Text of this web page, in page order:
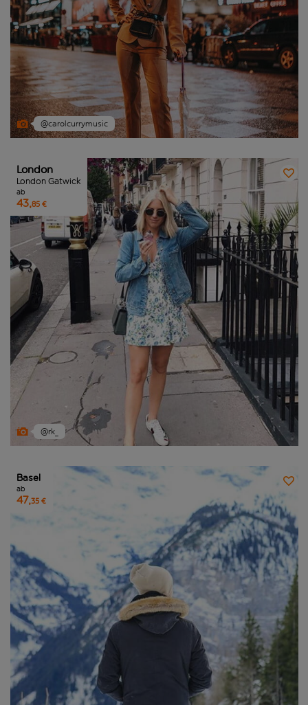
@carolcurrymusic
London
London Gatwick
ab
43,85 €
@rk_
Basel
ab
47,35 €